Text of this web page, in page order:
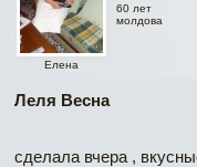
Елена
60 лет
молдова
Леля Весна
сделала вчера ,